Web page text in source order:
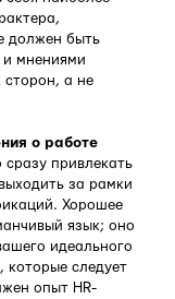
должен быть
и мнениями
сторон, а не
о работе
привлекать
за рамки
Хорошее
язык; оно
идеального
которые следует
опыт HR-